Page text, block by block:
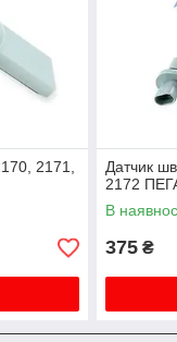
2171,
Датчик
2172
В
375 ₴